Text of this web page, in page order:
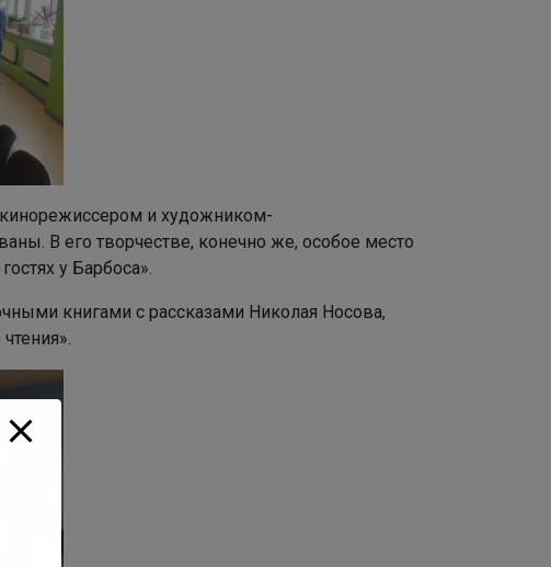
и художником-
В его творчестве, конечно же, особое место
у Барбоса».
книгами с рассказами Николая Носова,